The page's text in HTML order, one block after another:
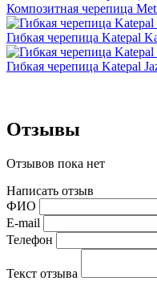
Композитная черепица
Гибкая черепица Katepal
Гибкая черепица Katepal
Отзывы
Отзывов пока нет
Написать отзыв
ФИО
E-mail
Телефон
Текст отзыва